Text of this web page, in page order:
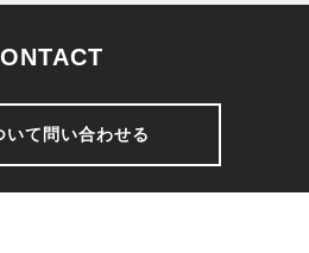
いて問い合わせる